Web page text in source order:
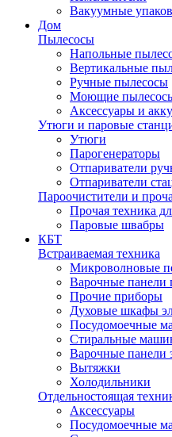
Вакуумные
Дом
Пылесосы
Напольные
Вертикальные
Ручные пылесосы
Моющие
Аксессуары и
Утюги и паровые
Утюги
Парогенераторы
Отпариватели
Отпариватели
Пароочистители и
Прочая техника
Паровые швабры
КБТ
Встраиваемая техника
Микроволновые
Варочные панели
Прочие приборы
Духовые шкафы
Посудомоечные
Стиральные
Варочные панели
Вытяжки
Холодильники
Отдельностоящая
Аксессуары
Посудомоечные